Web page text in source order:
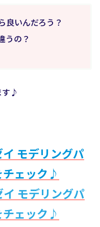
良いんだろう？
うの？
す♪
モデリングパ
チェック♪
イ モデリングパ
チェック♪